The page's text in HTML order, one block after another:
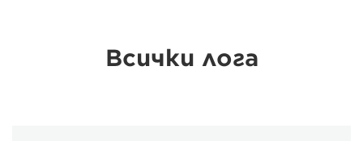
Всички лога